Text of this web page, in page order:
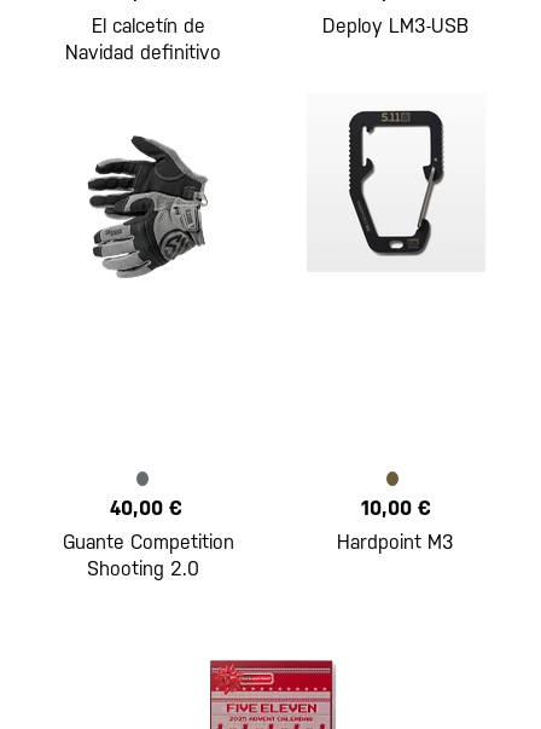
El calcetín de
Navidad definitivo
Deploy LM3-USB
40,00 €
Guante Competition
Shooting 2.0
10,00 €
Hardpoint M3